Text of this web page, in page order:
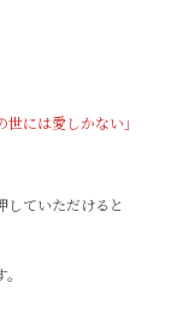
世には愛しかない 」
していただけると